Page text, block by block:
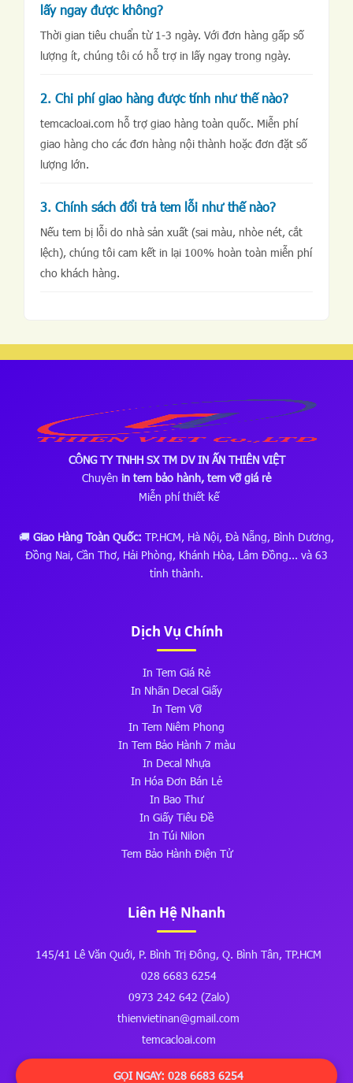
lấy ngay được không?
Thời gian tiêu chuẩn từ 1-3 ngày. Với đơn hàng gấp số
lượng ít, chúng tôi có hỗ trợ in lấy ngay trong ngày.
2. Chi phí giao hàng được tính như thế nào?
temcacloai.com hỗ trợ giao hàng toàn quốc. Miễn phí
giao hàng cho các đơn hàng nội thành hoặc đơn đặt số
lượng lớn.
3. Chính sách đổi trả tem lỗi như thế nào?
Nếu tem bị lỗi do nhà sản xuất (sai màu, nhòe nét, cắt
lệch), chúng tôi cam kết in lại 100% hoàn toàn miễn phí
cho khách hàng.
CÔNG TY TNHH SX TM DV IN ẤN THIÊN VIỆT
Chuyên in tem bảo hành, tem vỡ giá rẻ
Miễn phí thiết kế
🚚 Giao Hàng Toàn Quốc: TP.HCM, Hà Nội, Đà Nẵng, Bình Dương,
Đồng Nai, Cần Thơ, Hải Phòng, Khánh Hòa, Lâm Đồng... và 63
tỉnh thành.
Dịch Vụ Chính
In Tem Giá Rẻ
In Nhãn Decal Giấy
In Tem Vỡ
In Tem Niêm Phong
In Tem Bảo Hành 7 màu
In Decal Nhựa
In Hóa Đơn Bán Lẻ
In Bao Thư
In Giấy Tiêu Đề
In Túi Nilon
Tem Bảo Hành Điện Tử
Liên Hệ Nhanh
145/41 Lê Văn Quới, P. Bình Trị Đông, Q. Bình Tân, TP.HCM
028 6683 6254
0973 242 642 (Zalo)
thienvietinan@gmail.com
temcacloai.com
GỌI NGAY: 028 6683 6254